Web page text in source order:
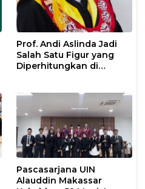
Prof. Andi Aslinda Jadi
Salah Satu Figur yang
Diperhitungkan di
Pascasarjana UIN
Alauddin Makassar